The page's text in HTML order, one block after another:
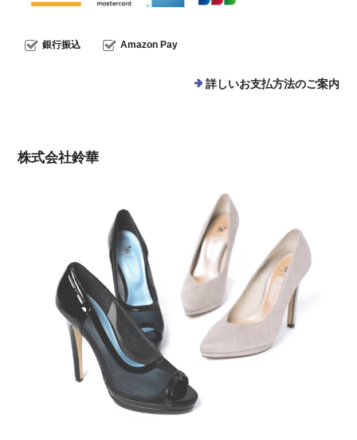
銀行振込 Amazon Pay
詳しいお支払方法のご案内
株式会社鈴華